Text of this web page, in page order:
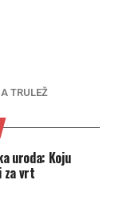
TRULEŽ
uroda: Koju
za vrt